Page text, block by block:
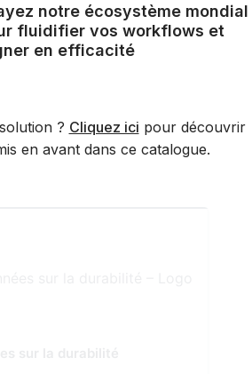
notre écosystème mondial
fluidifier vos workflows et
en efficacité
? Cliquez ici pour découvrir
en avant dans ce catalogue.